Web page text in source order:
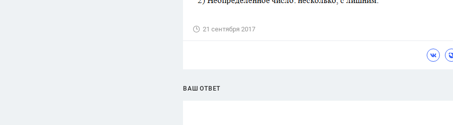
21 сентября 2017
ВАШ ОТВЕТ